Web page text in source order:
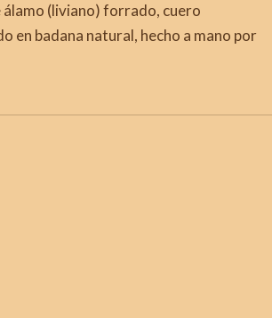
(liviano) forrado, cuero
badana natural, hecho a mano por